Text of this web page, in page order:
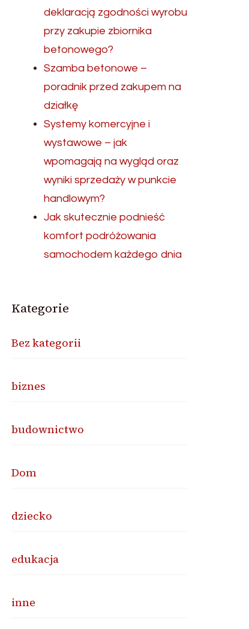
deklaracją zgodności wyrobu
przy zakupie zbiornika
betonowego?
Szamba betonowe –
poradnik przed zakupem na
działkę
Systemy komercyjne i
wystawowe – jak
wpomagają na wygląd oraz
wyniki sprzedaży w punkcie
handlowym?
Jak skutecznie podnieść
komfort podróżowania
samochodem każdego dnia
Kategorie
Bez kategorii
biznes
budownictwo
Dom
dziecko
edukacja
inne